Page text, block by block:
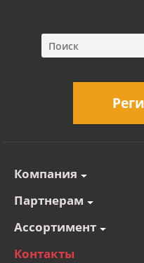
Компания
Партнерам
Ассортимент
Контакты